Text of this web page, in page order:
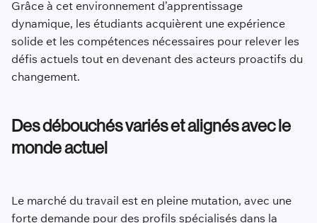
Grâce à cet environnement d’apprentissage
dynamique, les étudiants acquièrent une expérience
solide et les compétences nécessaires pour relever les
défis actuels tout en devenant des acteurs proactifs du
changement.
Des débouchés variés et alignés avec le
monde actuel
Le marché du travail est en pleine mutation, avec une
forte demande pour des profils spécialisés dans la